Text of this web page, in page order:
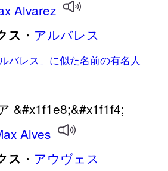
Alvarez
ス ・ アルバレス
バレス」に似た名前の有名人
&#x1f1e8;&#x1f1f4;
Alves
ス ・ アウヴェス